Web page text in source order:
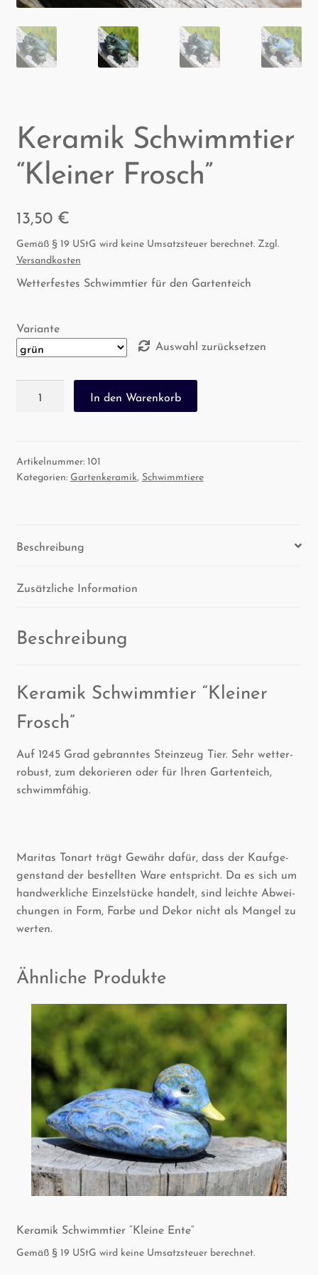
Kera­mik Schwimm­tier
“Klei­ner Frosch”
13,50 €
Gemäß § 19 UStG wird keine Umsatzsteuer berechnet. Zzgl.
Versandkosten
Wetterfestes Schwimmtier für den Gartenteich
Variante
Auswahl zurücksetzen
Schwimmtier
Menge
In den Warenkorb
Artikelnummer: 101
Kategorien: Gartenkeramik, Schwimmtiere
Beschreibung
Zusätzliche Information
Beschreibung
Kera­mik Schwimm­tier “Klei­ner
Frosch”
Auf 1245 Grad gebrann­tes Stein­zeug Tier. Sehr wet­ter­
ro­bust, zum deko­rie­ren oder für Ihren Gar­ten­teich,
schwimmfähig.
Mari­tas Ton­art trägt Gewähr dafür, dass der Kauf­ge­
gen­stand der bestell­ten Ware ent­spricht. Da es sich um
hand­werk­li­che Ein­zel­stü­cke han­delt, sind leich­te Abwei­
chun­gen in Form, Far­be und Dekor nicht als Man­gel zu
werten.
Ähnliche Produkte
Kera­mik Schwimm­tier “Klei­ne Ente“
Gemäß § 19 UStG wird keine Umsatzsteuer berechnet.